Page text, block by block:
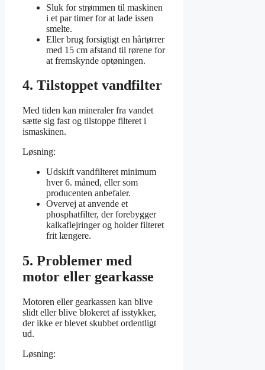
Sluk for strømmen til maskinen
i et par timer for at lade issen
smelte.
Eller brug forsigtigt en hårtørrer
med 15 cm afstand til rørene for
at fremskynde optøningen.
4. Tilstoppet vandfilter
Med tiden kan mineraler fra vandet
sætte sig fast og tilstoppe filteret i
ismaskinen.
Løsning:
Udskift vandfilteret minimum
hver 6. måned, eller som
producenten anbefaler.
Overvej at anvende et
phosphatfilter, der forebygger
kalkaflejringer og holder filteret
frit længere.
5. Problemer med
motor eller gearkasse
Motoren eller gearkassen kan blive
slidt eller blive blokeret af isstykker,
der ikke er blevet skubbet ordentligt
ud.
Løsning: